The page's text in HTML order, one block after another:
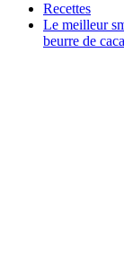
Recettes
Le meilleur
beurre de